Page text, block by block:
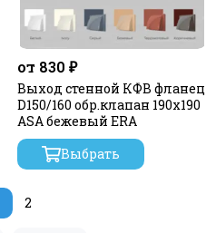
от 830 ₽
Выход стенной КФВ фланец
D150/160 обр.клапан 190х190
ASA бежевый ERA
Выбрать
2